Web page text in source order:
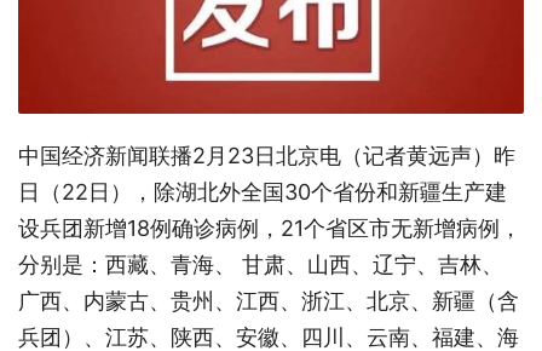
中国经济新闻联播2月23日北京电（记者黄远声）昨
日（22日），除湖北外全国30个省份和新疆生产建
设兵团新增18例确诊病例，21个省区市无新增病例，
分别是：西藏、青海、 甘肃、山西、辽宁、吉林、
广西、内蒙古、贵州、江西、浙江、北京、新疆（含
兵团）、江苏、陕西、安徽、四川、云南、福建、海